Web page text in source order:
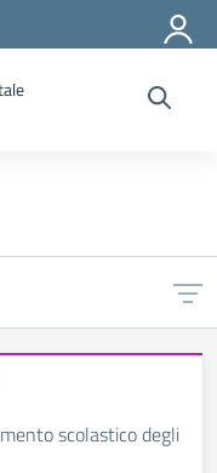
scolastico degli